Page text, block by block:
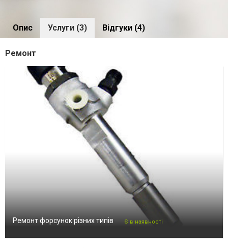
Опис Услуги (3) Відгуки (4)
Ремонт
Ремонт форсунок різних типів Є в наявності